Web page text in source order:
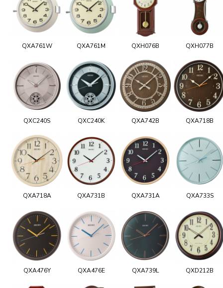
QXA761W QXA761M QXH076B QXH077B
QXC240S QXC240K QXA742B QXA718B
QXA718A QXA731B QXA731A QXA733S
QXA476Y QXA476E QXA739L QXD212B